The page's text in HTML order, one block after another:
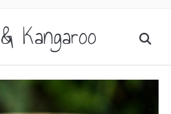
Kangaroo